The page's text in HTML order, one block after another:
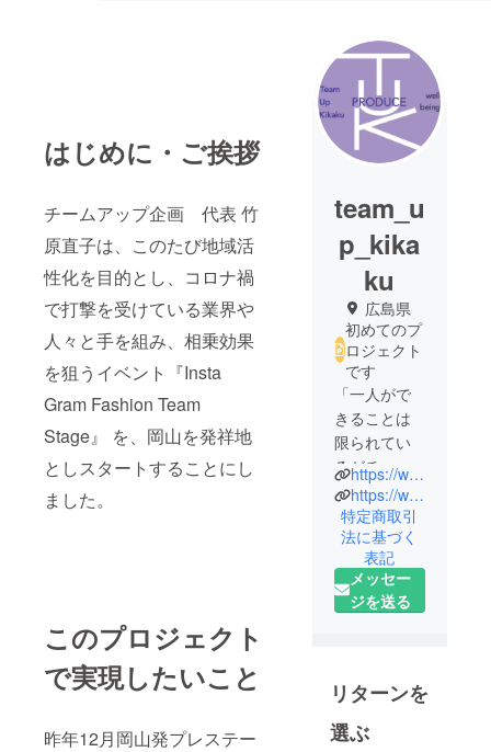
はじめに・ご挨拶
チームアップ企画 代表 竹
原直子は、このたび地域活
性化を目的とし、コロナ禍
で打撃を受けている業界や
人々と手を組み、相乗効果
を狙うイベント『Insta
Gram Fashion Team
Stage』 を、岡山を発祥地
としスタートすることにし
ました。
このプロジェクト
で実現したいこと
昨年12月岡山発プレステー
team_u
p_kika
ku
広島県
初めてのプ
ロジェクト
です
「一人がで
きることは
限られてい
るがチーム
なら無限大
∞」を理念と
し、その業
界のプロ達
が集まって
活動してい
イベント企
画ーーーそ
の中でも特
https://www.instagram.com/team_up_kikaku/
https://www.instagram.com/teamup_produce/
特定商取引
法に基づく
表記
メッセー
ジを送る
リターンを
選ぶ